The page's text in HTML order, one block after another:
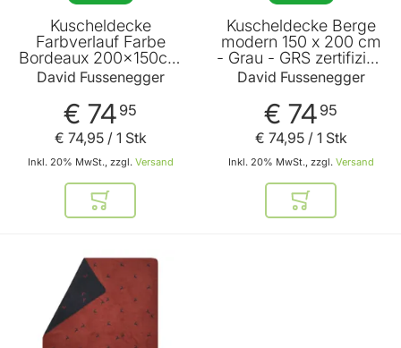
Kuscheldecke
Farbverlauf Farbe
Bordeaux 200x150cm
von David
Fussenegger
David Fussenegger
€ 74 95
Inkl. 20% MwSt., zzgl. Versand
€ 74,95/ 1 Stk
In den Warenkorb
Kuscheldecke Berge
modern 150 x 200 cm
- Grau - GRS zertifiziert
- von David
Fussenegger
David Fussenegger
€ 74 95
Inkl. 20% MwSt., zzgl. Versand
€ 74,95/ 1 Stk
In den